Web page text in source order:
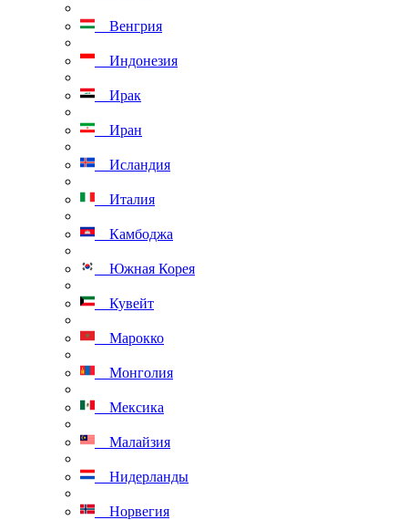
Венгрия
Индонезия
Ирак
Иран
Исландия
Италия
Камбоджа
Южная Корея
Кувейт
Марокко
Монголия
Мексика
Малайзия
Нидерланды
Норвегия